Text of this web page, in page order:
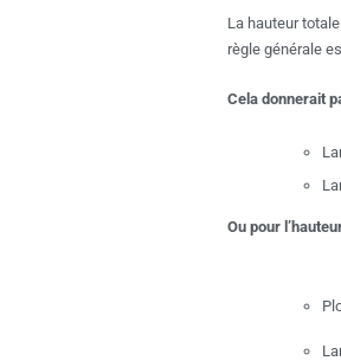
La hauteur
règle générale
Cela donnerait
Ou pour